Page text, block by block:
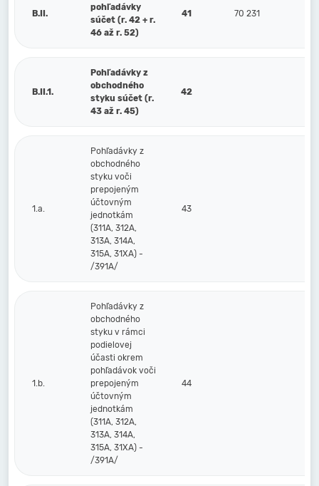
B.II.
pohľadávky
súčet (r. 42 + r.
46 až r. 52)
41 70 231
B.II.1.
Pohľadávky z
obchodného
styku súčet (r.
43 až r. 45)
42
1.a.
Pohľadávky z
obchodného
styku voči
prepojeným
účtovným
jednotkám
(311A, 312A,
313A, 314A,
315A, 31XA) -
/391A/
43
1.b.
Pohľadávky z
obchodného
styku v rámci
podielovej
účasti okrem
pohľadávok voči
prepojeným
účtovným
jednotkám
(311A, 312A,
313A, 314A,
315A, 31XA) -
/391A/
44